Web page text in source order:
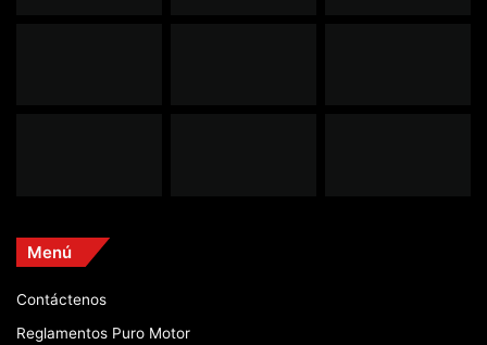
Menú
Contáctenos
Reglamentos Puro Motor